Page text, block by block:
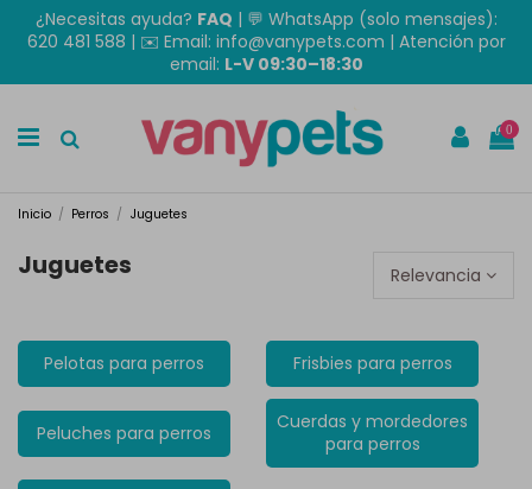
¿Necesitas ayuda? FAQ | 💬 WhatsApp (solo mensajes):
620 481 588 | ✉️ Email: info@vanypets.com | Atención por
email: L-V 09:30–18:30
0
Inicio Perros Juguetes
Juguetes Relevancia
Pelotas para perros Frisbies para perros
Peluches para perros
Cuerdas y mordedores
para perros